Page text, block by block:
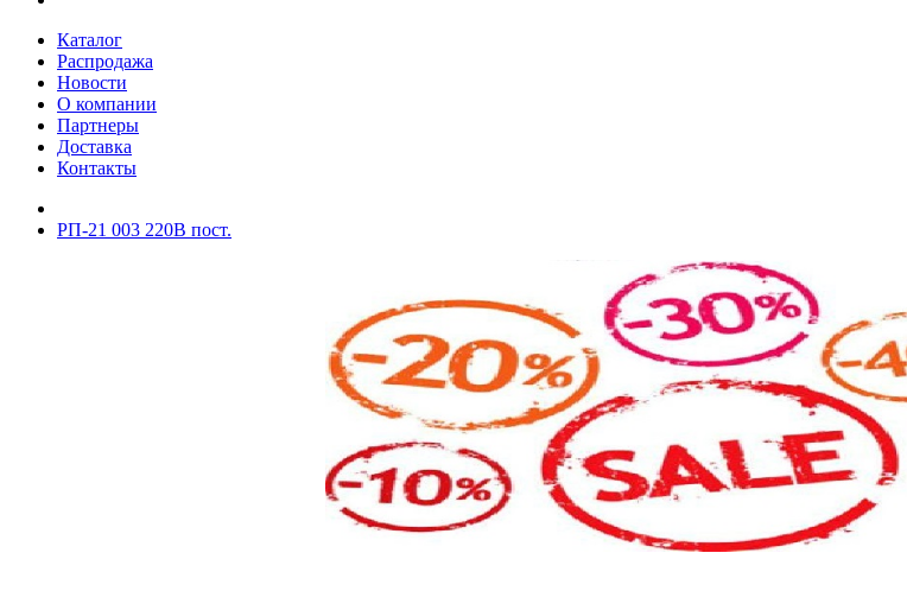
Каталог
Распродажа
Новости
О компании
Партнеры
Доставка
Контакты
РП-21 003 220В пост.